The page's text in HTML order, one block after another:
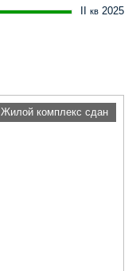
II кв 2025
Жилой комплекс сдан